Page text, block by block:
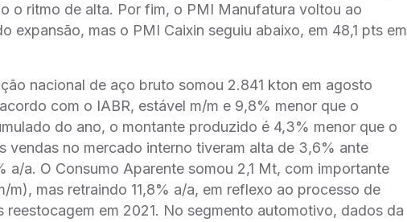
o ritmo de alta. Por fim, o PMI Manufatura voltou ao
expansão, mas o PMI Caixin seguiu abaixo, em 48,1 pts em
nacional de aço bruto somou 2.841 kton em agosto
com o IABR, estável m/m e 9,8% menor que o
do ano, o montante produzido é 4,3% menor que o
vendas no mercado interno tiveram alta de 3,6% ante
a/a. O Consumo Aparente somou 2,1 Mt, com importante
mas retraindo 11,8% a/a, em reflexo ao processo de
reestocagem em 2021. No segmento automotivo, dados da